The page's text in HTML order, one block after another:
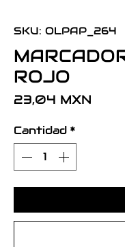
SKU: OLPAP_264
ROJO
23,04 MXN
Cantidad *